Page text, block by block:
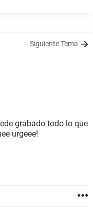
Siguiente Tema
grabado todo lo que
urgeee!